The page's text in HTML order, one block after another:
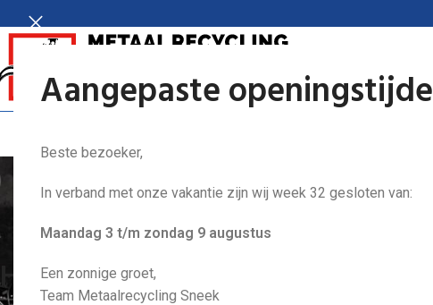
Aangepaste
Beste bezoeker,
In verband met onze vakantie zijn wij week 32 gesloten van:
Maandag 3 t/m zondag 9 augustus
Een zonnige groet,
Team Metaalrecycling Sneek
Het recyclen van oud aluminium